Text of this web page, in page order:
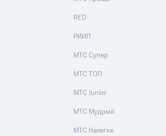
RED
РИИЛ
МТС Супер
МТС ТОП
МТС Junior
МТС Мудрый
МТС Налегке